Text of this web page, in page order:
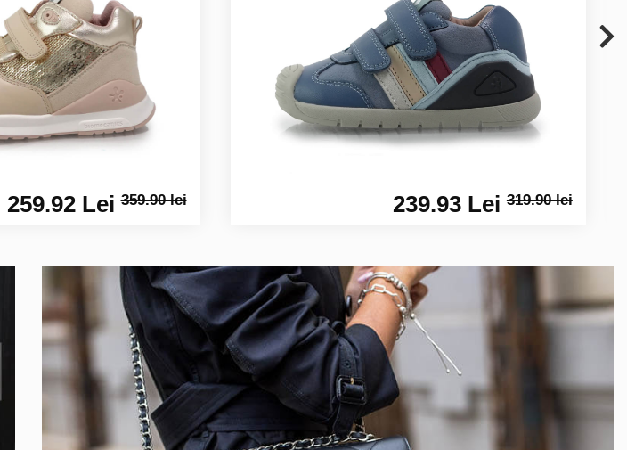
259.92 Lei359.90 lei 239.93 Lei319.90 lei